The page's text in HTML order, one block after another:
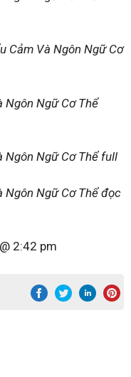
Cảm Và Ngôn Ngữ Cơ
Ngôn Ngữ Cơ Thể
Ngôn Ngữ Cơ Thể full
Ngôn Ngữ Cơ Thể đọc
2:42 pm